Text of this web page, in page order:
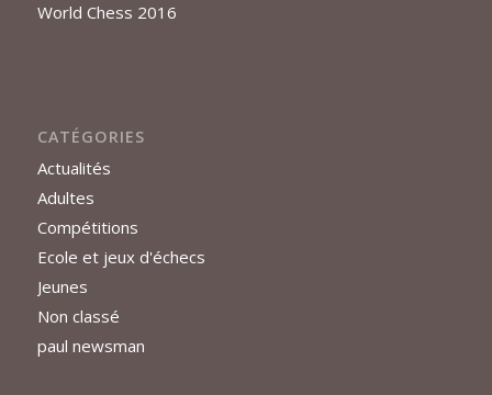
World Chess 2016
CATÉGORIES
Actualités
Adultes
Compétitions
Ecole et jeux d'échecs
Jeunes
Non classé
paul newsman